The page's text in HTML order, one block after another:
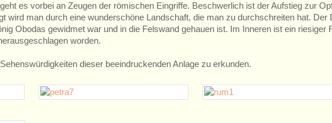
es vorbei an Zeugen der römischen Eingriffe. Beschwerlich ist der Aufstieg zur
wird man durch eine wunderschöne Landschaft, die man zu durchschreiten hat. Der
Obodas gewidmet war und in die Felswand gehauen ist. Im Inneren ist ein riesiger
worden.
dieser beeindruckenden Anlage zu erkunden.